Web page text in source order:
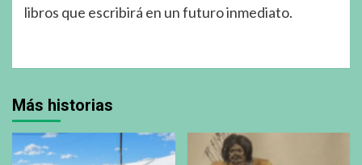
libros que escribirá en un futuro inmediato.
Más historias